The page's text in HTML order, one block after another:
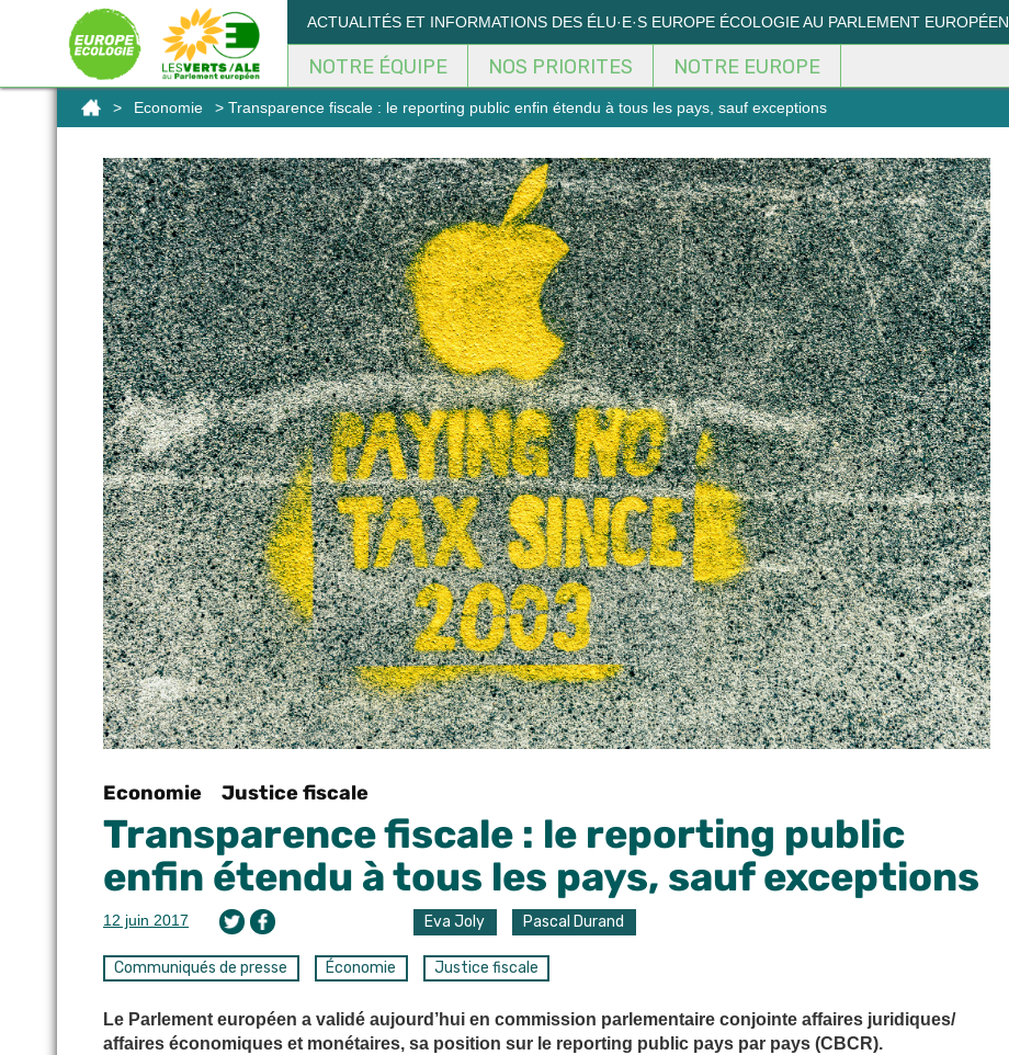
ACTUALITÉS ET INFORMATIONS DES ÉLU·E·S EUROPE ÉCOLOGIE AU PARLEMENT EUROPÉEN
NOTRE ÉQUIPE NOS PRIORITES NOTRE EUROPE
> Economie > Transparence fiscale : le reporting public enfin étendu à tous les pays, sauf exceptions
Economie Justice fiscale
Transparence fiscale : le reporting public
enfin étendu à tous les pays, sauf exceptions
12 juin 2017 Eva Joly Pascal Durand
Communiqués de presse Économie Justice fiscale
Le Parlement européen a validé aujourd’hui en commission parlementaire conjointe affaires juridiques/
affaires économiques et monétaires, sa position sur le reporting public pays par pays (CBCR).
Panneau de gestion des cookies